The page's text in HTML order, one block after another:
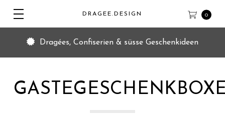
0
DRAGEE.DESIGN
Dragées, Confiserien & süsse Geschenkideen